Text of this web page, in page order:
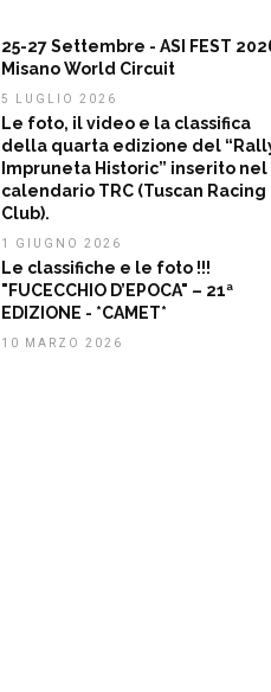
25-27 Settembre - ASI FEST
Misano World Circuit
5 LUGLIO 2026
Le foto, il video e la classifica
della quarta edizione del
Impruneta Historic” inserito nel
calendario TRC (Tuscan Racing
Club).
1 GIUGNO 2026
Le classifiche e le foto !!!
"FUCECCHIO D’EPOCA" – 21ª
EDIZIONE - *CAMET*
10 MARZO 2026